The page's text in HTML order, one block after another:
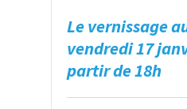
Le vernissage
vendredi 17
partir de 18h